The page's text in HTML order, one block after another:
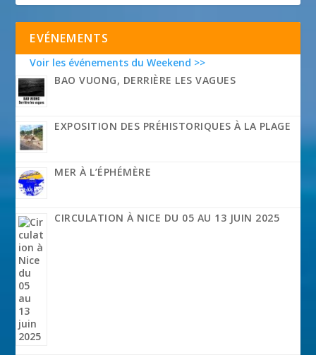
EVÉNEMENTS
Voir les événements du Weekend >>
BAO VUONG, DERRIÈRE LES VAGUES
EXPOSITION DES PRÉHISTORIQUES À LA PLAGE
MER À L’ÉPHÉMÈRE
CIRCULATION À NICE DU 05 AU 13 JUIN 2025